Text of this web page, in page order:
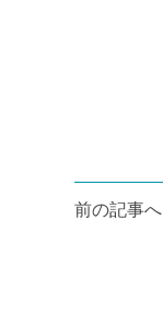
投
稿
前の記事へ